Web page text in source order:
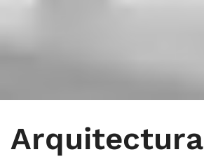
Arquitectura